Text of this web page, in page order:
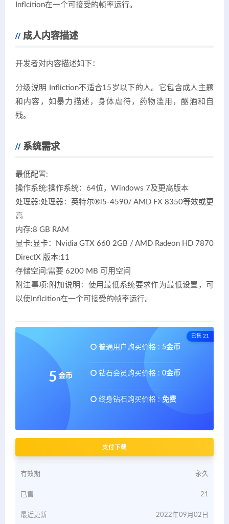
Inflcition在一个可接受的帧率运行。
成人内容描述
开发者对内容描述如下：
分级说明 Infliction不适合15岁以下的人。它包含成人主题
和内容，如暴力描述，身体虐待，药物滥用，酗酒和自
残。
系统需求
最低配置:
操作系统:操作系统：64位，Windows 7及更高版本
处理器:处理器：英特尔®i5-4590/ AMD FX 8350等效或更
高
内存:8 GB RAM
显卡:显卡：Nvidia GTX 660 2GB / AMD Radeon HD 7870
DirectX 版本:11
存储空间:需要 6200 MB 可用空间
附注事项:附加说明：使用最低系统要求作为最低设置，可
以使Inflcition在一个可接受的帧率运行。
已售 21
5 金币
普通用户购买价格 : 5金币
钻石会员购买价格 : 0金币
终身钻石购买价格 : 免费
支付下载
有效期 永久
已售 21
最近更新 2022年09月02日